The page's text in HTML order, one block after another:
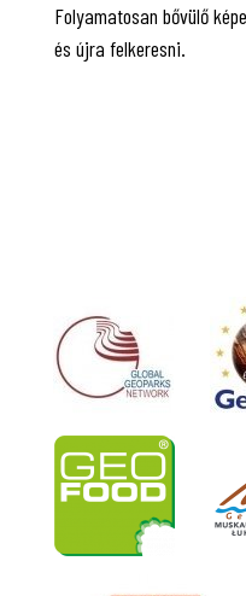
Folyamatosan bővülő
és újra felkeresni.